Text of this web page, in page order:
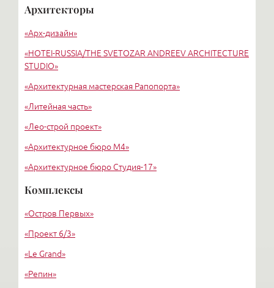
Старая деревня
Удельная
Архитекторы
«Арх-дизайн»
«HОTEI-RUSSIA/THE SVETOZAR ANDREEV ARCHITECTURE
STUDIO»
«Архитектурная мастерская Рапопорта»
«Литейная часть»
«Лео-строй проект»
«Архитектурное бюро М4»
«Архитектурное бюро Студия-17»
«Архитектурное бюро Liphart Architects»
Комплексы
«Остров Первых»
«Проект 6/3»
«Le Grand»
«Репин»